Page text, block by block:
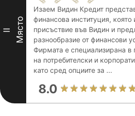
II Място
Изаем Видин Кредит
финансова институция, която
присъствие във Видин и
разнообразие от финансови
Фирмата е специализирана в
на потребителски и
като сред опциите за ...
8.0